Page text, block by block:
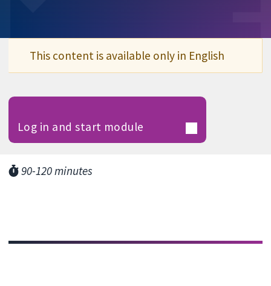
This content is available only in English
Log in and start module
90-120 minutes